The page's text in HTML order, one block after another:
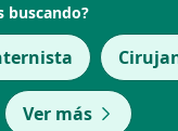
buscando?
Ver más